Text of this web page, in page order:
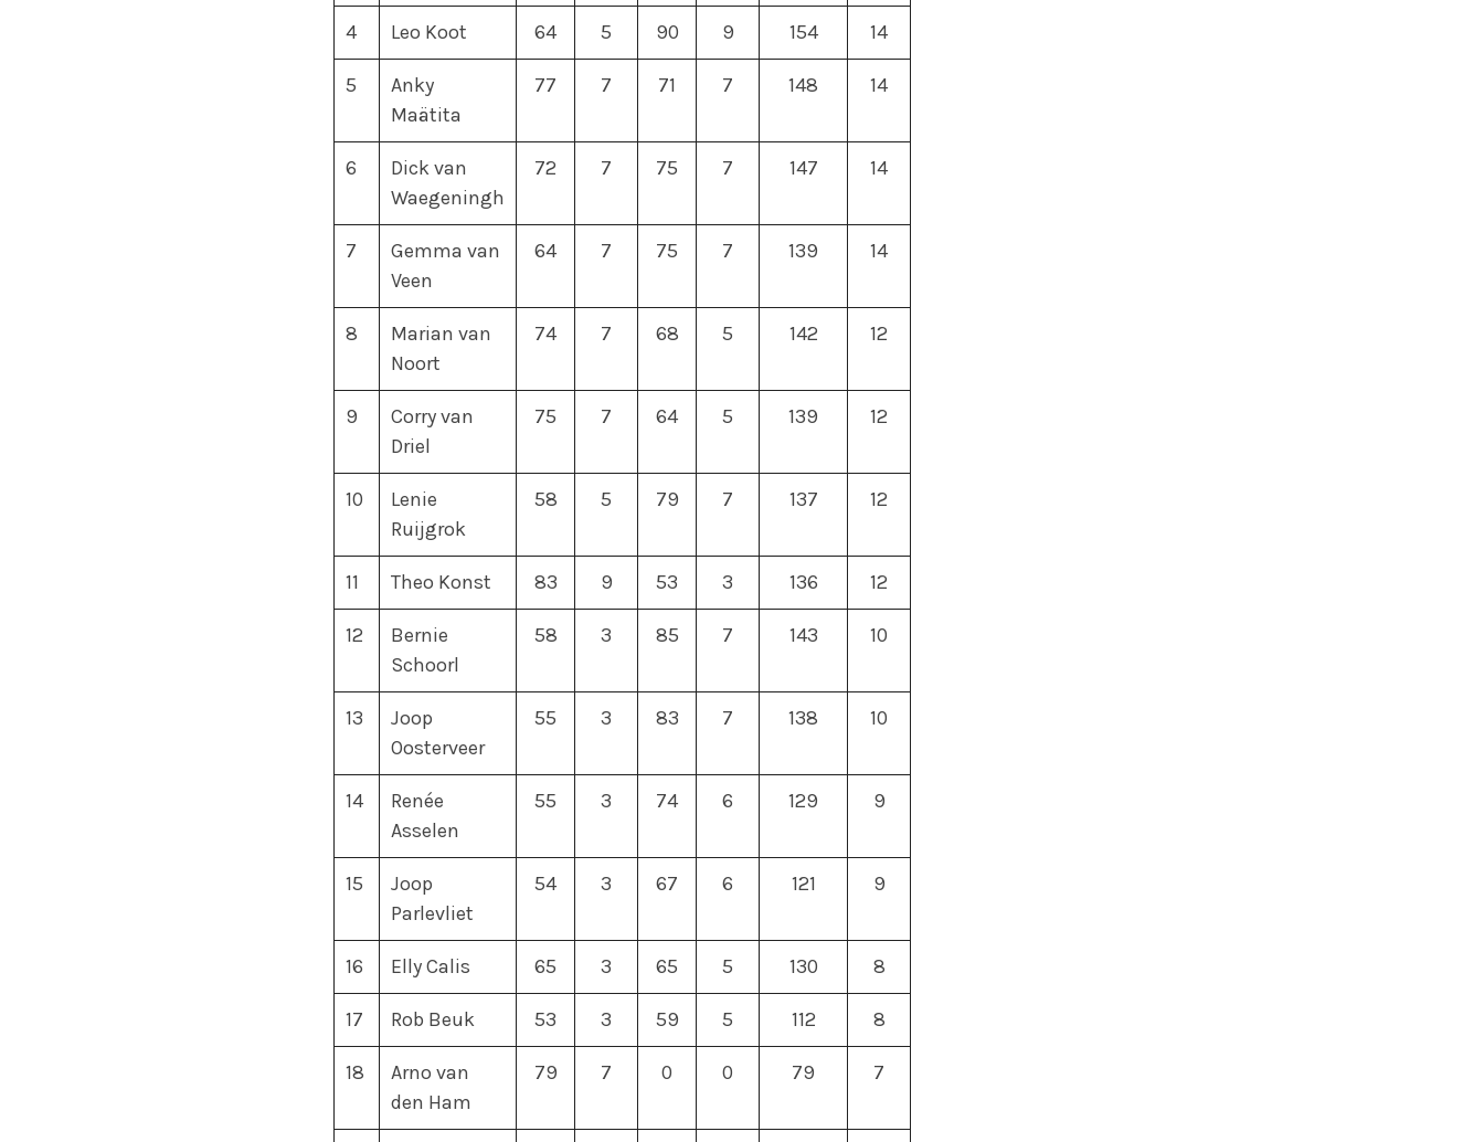
4 Leo Koot 64 5 90 9 154 14
5
Anky
Maätita
77 7 71 7 148 14
6
Dick van
Waegeningh
72 7 75 7 147 14
7
Gemma van
Veen
64 7 75 7 139 14
8
Marian van
Noort
74 7 68 5 142 12
9
Corry van
Driel
75 7 64 5 139 12
10
Lenie
Ruijgrok
58 5 79 7 137 12
11 Theo Konst 83 9 53 3 136 12
12
Bernie
Schoorl
58 3 85 7 143 10
13
Joop
Oosterveer
55 3 83 7 138 10
14
Renée
Asselen
55 3 74 6 129 9
15
Joop
Parlevliet
54 3 67 6 121 9
16 Elly Calis 65 3 65 5 130 8
17 Rob Beuk 53 3 59 5 112 8
18
Arno van
den Ham
79 7 0 0 79 7